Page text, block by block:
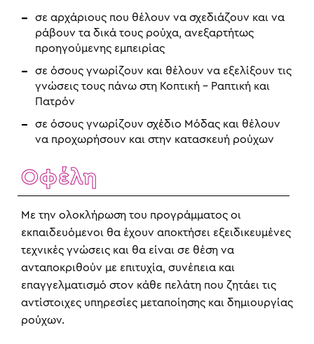
σε αρχάριους που θέλουν να σχεδιάζουν και να
ράβουν τα δικά τους ρούχα, ανεξαρτήτως
προηγούμενης εμπειρίας
σε όσους γνωρίζουν και θέλουν να εξελίξουν τις
γνώσεις τους πάνω στη Κοπτική – Ραπτική και
Πατρόν
σε όσους γνωρίζουν σχέδιο Μόδας και θέλουν
να προχωρήσουν και στην κατασκευή ρούχων
Οφέλη
Με την ολοκλήρωση του προγράμματος οι
εκπαιδευόμενοι θα έχουν αποκτήσει εξειδικευμένες
τεχνικές γνώσεις και θα είναι σε θέση να
ανταποκριθούν με επιτυχία, συνέπεια και
επαγγελματισμό στον κάθε πελάτη που ζητάει τις
αντίστοιχες υπηρεσίες μεταποίησης και δημιουργίας
ρούχων.